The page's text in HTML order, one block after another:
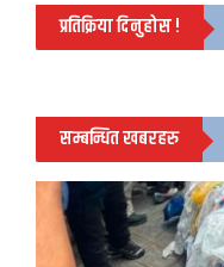
प्रतिक्रिया दिनुहोस !
सम्बन्धित खबरहरु